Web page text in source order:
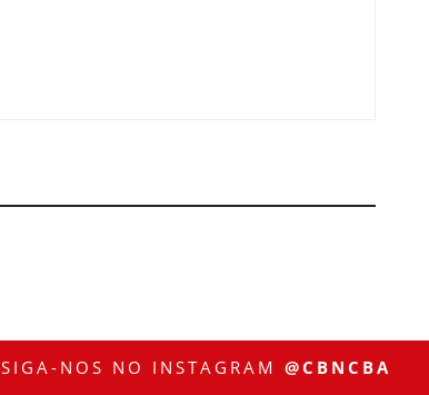
SIGA-NOS NO INSTAGRAM @CBNCBA